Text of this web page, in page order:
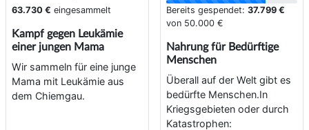
63.730 € eingesammelt
Kampf gegen Leukämie
einer jungen Mama
Wir sammeln für eine junge
Mama mit Leukämie aus
dem Chiemgau.
Bereits gespendet: 37.799 €
von 50.000 €
Nahrung für Bedürftige
Menschen
Überall auf der Welt gibt es
bedürfte Menschen.In
Kriegsgebieten oder durch
Katastrophen: